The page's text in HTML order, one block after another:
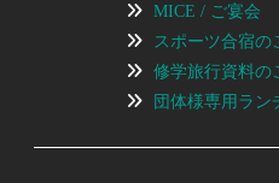
MICE / ご宴会
スポーツ合宿の
修学旅行資料の
団体様専用ラン